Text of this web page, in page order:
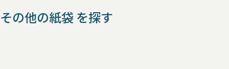
その他の紙袋 を探す